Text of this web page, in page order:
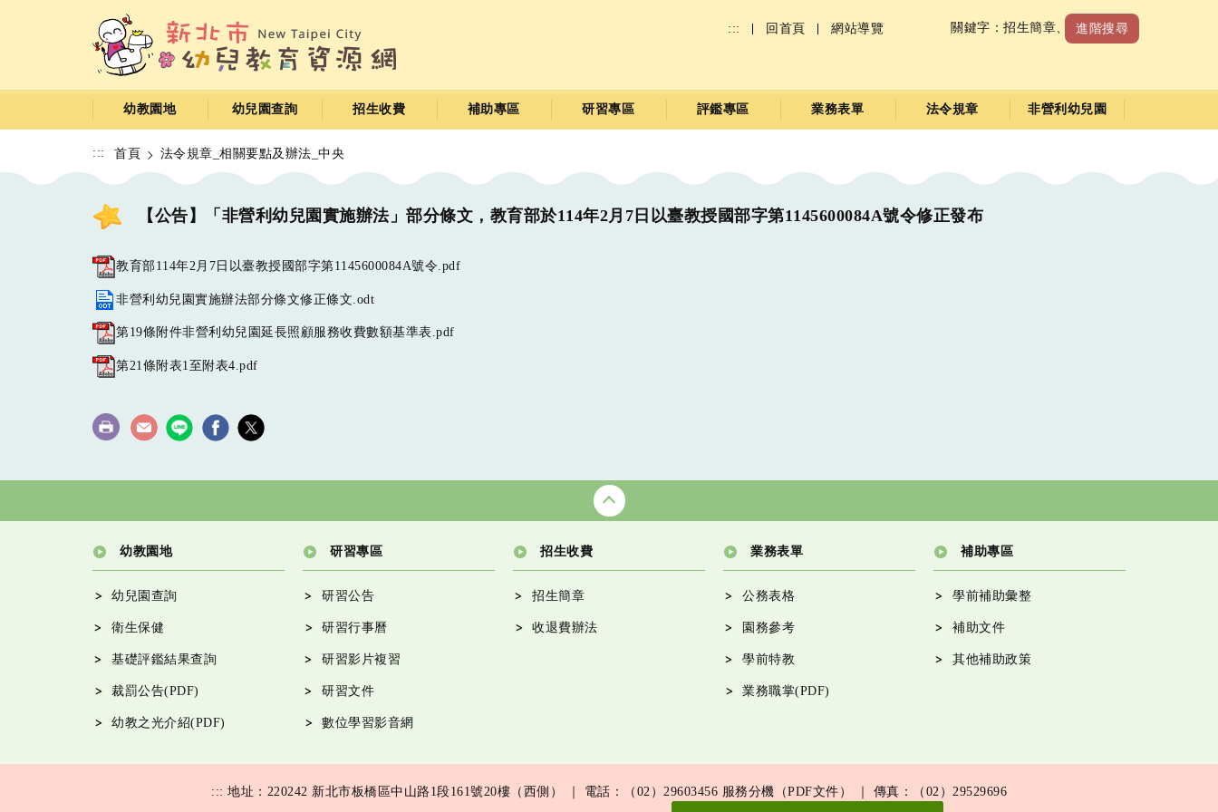
內
區
::: 回首頁 網站導覽 進階搜尋
關鍵字： 招生簡章、 收退費標準
幼教園地 幼兒園查詢 招生收費 補助專區 研習專區 評鑑專區 業務表單 法令規章 非營利幼兒園
::: 首頁 法令規章_相關要點及辦法_中央
【公告】「非營利幼兒園實施辦法」部分條文，教育部於114年2月7日以臺教授國部字第1145600084A號令修正發布
教育部114年2月7日以臺教授國部字第1145600084A號令.pdf
非營利幼兒園實施辦法部分條文修正條文.odt
第19條附件非營利幼兒園延長照顧服務收費數額基準表.pdf
第21條附表1至附表4.pdf
幼教園地
幼兒園查詢
衛生保健
基礎評鑑結果查詢
裁罰公告(PDF)
幼教之光介紹(PDF)
研習專區
研習公告
研習行事曆
研習影片複習
研習文件
數位學習影音網
招生收費
招生簡章
收退費辦法
業務表單
公務表格
園務參考
學前特教
業務職掌(PDF)
補助專區
學前補助彙整
補助文件
其他補助政策
::: 地址：220242 新北市板橋區中山路1段161號20樓（西側） ｜ 電話：（02）29603456 服務分機（PDF文件） ｜ 傳真：（02）29529696